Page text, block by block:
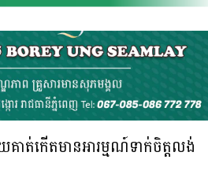
ាត់កើតមានអារម្មណ៍ទាក់ចិត្តលង់